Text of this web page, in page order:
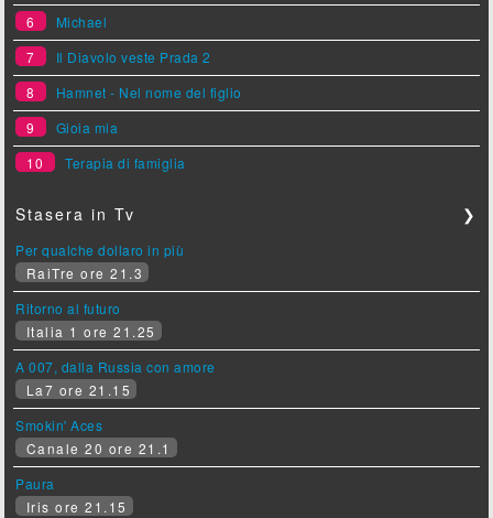
6
Michael
7
Il Diavolo veste Prada 2
8
Hamnet - Nel nome del figlio
9
Gioia mia
10
Terapia di famiglia
Stasera in Tv ❯
Per qualche dollaro in più
RaiTre ore 21.3
Ritorno al futuro
Italia 1 ore 21.25
A 007, dalla Russia con amore
La7 ore 21.15
Smokin' Aces
Canale 20 ore 21.1
Paura
Iris ore 21.15